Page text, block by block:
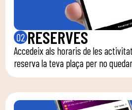
02 RESERVES
Accedeix als horaris de les
reserva la teva plaça per no